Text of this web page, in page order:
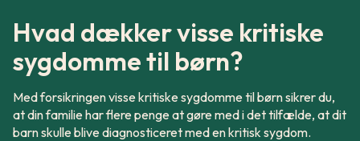
Hvad dækker visse kritiske
sygdomme til børn?
Med forsikringen visse kritiske sygdomme til børn sikrer du,
at din familie har flere penge at gøre med i det tilfælde, at dit
barn skulle blive diagnosticeret med en kritisk sygdom.